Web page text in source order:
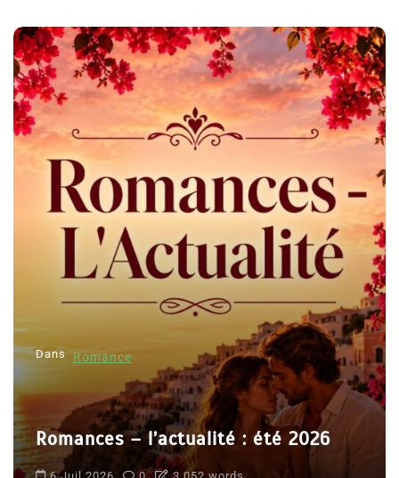
Dans Romance
Romances – l’actualité : été 2026